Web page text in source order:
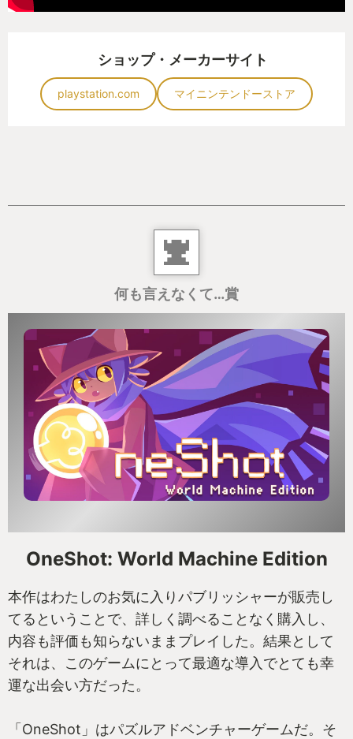
だ。主人公の黒木は伝説と言われるほど有能な刑事
私は本作の主人公リンクに黒木の姿を重ねていた。
る。またしても敗北を味わうのだ。
きない。リンクは喋らないキャラクターなので感情
表現は控えめだが、その心中は察するに余りある。
リンクだけではない。ゲームの舞台となっているハ
イラル王国も前作での戦いで深く傷つき、そこから
立ち直っている最中だ。そんな中で再び天変地異に
襲われ、王国のシンボルであるゼルダ姫も失ってし
まう。
プレイヤーからしたらゲームなんだから最後は勝つ
に決まってるって話だが、リンクたちにしてみたら
戦いに勝つ保証などどこにもないし、先の見えない
暗闇の中でもがいてるも同然だ。
一方の黒木は、とある殺人事件の捜査に駆り出され
ることとなり一線に復帰するが空回りの連続。更に
の？」という言葉に苦しめられ続ける。そんな黒木
を支えたのは、捜査の過程で出会った人々。
皆、なんらかの理由で心に傷を負っていたが、それ
でも立ち上がって再び歩き始めていた。彼らとの関
わりの中で、黒木は愛の意味を取り戻していくこと
まずは単純に光の変化により、変わりゆく景色を楽
しめるという点。そしてもうひとつは昼夜で町民な
どNPCの言う事などが変わり情報量が増えてる点。
えば踊り子が誘惑して町民を仲間に引き入れると
か、王子が賄賂で買収して情報を引き出すとか、学
者が突然襲いかかって持ち物を強奪するとか。雑で
それらの行動によりNPCひとりひとりから多くの情
報を引き出せるのだが、情報量が増えたことで主人
公たちだけでなくNPCのバックボーンもより深く描
かれている。
ハゲ頭のNPCを仲間にしたら、フラッシュという目
潰し攻撃の特技を持っていたというコミカルなもの
もあれば、一見穏やかな婦人の持ち物を確認したら
物騒なナイフを隠し持ってたというゾッとするもの
まで、いろんな背景が描かれている。
しめると思う。
す老夫婦と孫娘。
特にイベントが発生するわけではなく、ストーリー
にはまったく関係ない。ただのNPCの情報でしかな
い。でも3人から引き出すことができる情報には愛が
詰まっていた。ネタバレになるので詳細は避ける
ショップ・メーカーサイト
playstation.com マイニンテンドーストア
何も言えなくて…賞
OneShot: World Machine Edition
本作はわたしのお気に入りパブリッシャーが販売し
てるということで、詳しく調べることなく購入し、
内容も評価も知らないままプレイした。結果として
それは、このゲームにとって最適な導入でとても幸
運な出会い方だった。
「OneShot」はパズルアドベンチャーゲームだ。そ